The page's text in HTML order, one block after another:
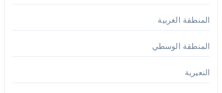
المنطقة الغربية
المنطقة الوسطي
النعيرية